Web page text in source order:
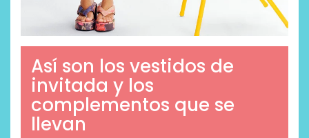
Así son los vestidos de
invitada y los
complementos que se
llevan